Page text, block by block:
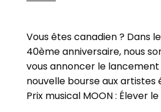
Vous êtes canadien ? Dans
40ème anniversaire, nous
vous annoncer le lancement
nouvelle bourse aux artistes
Prix musical MOON : Élever